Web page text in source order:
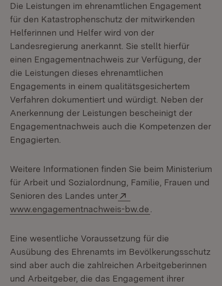
Die Leistungen im ehrenamtlichen Engagement
für den Katastrophenschutz der mitwirkenden
Helferinnen und Helfer wird von der
Landesregierung anerkannt. Sie stellt hierfür
einen Engagementnachweis zur Verfügung, der
die Leistungen dieses ehrenamtlichen
Engagements in einem qualitätsgesichertem
Verfahren dokumentiert und würdigt. Neben der
Anerkennung der Leistungen bescheinigt der
Engagementnachweis auch die Kompetenzen der
Engagierten.
Weitere Informationen finden Sie beim Ministerium
für Arbeit und Sozialordnung, Familie, Frauen und
Senioren des Landes unter
www.engagementnachweis-bw.de
Eine wesentliche Voraussetzung für die
Ausübung des Ehrenamts im Bevölkerungsschutz
sind aber auch die zahlreichen Arbeitgeberinnen
und Arbeitgeber, die das Engagement ihrer